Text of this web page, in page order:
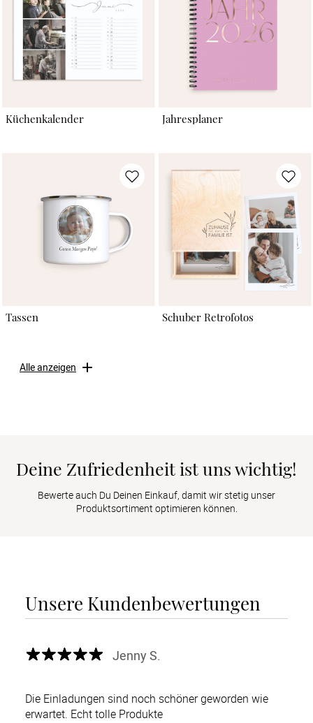
Küchenkalender Jahresplaner
Tassen Schuber Retrofotos
Alle anzeigen
Deine Zufriedenheit ist uns wichtig!
Bewerte auch Du Deinen Einkauf, damit wir stetig unser
Produktsortiment optimieren können.
Unsere Kundenbewertungen
Jenny S.
Die Einladungen sind noch schöner geworden wie
erwartet. Echt tolle Produkte